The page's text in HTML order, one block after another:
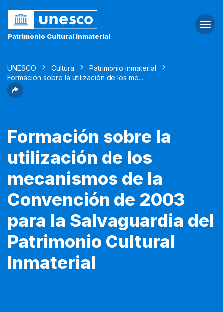
Patrimonio Cultural Inmaterial
UNESCO Cultura
Patrimonio inmaterial
Formación sobre la utilización de los me...
Formación sobre la
utilización de los
mecanismos de la
Convención de 2003
para la Salvaguardia del
Patrimonio Cultural
Inmaterial